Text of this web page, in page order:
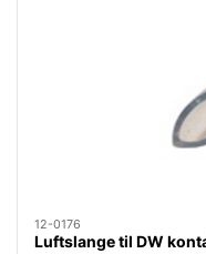
12-0176
Luftslange til DW